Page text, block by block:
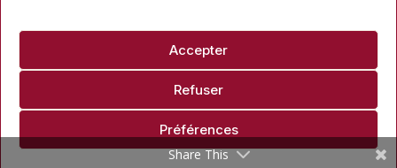
Accepter
Refuser
Préférences
Travaillons ensemble
info@liegesport.be
Copyright ©2026 Liège Sport
Site mis en ligne parPg Design
Share This